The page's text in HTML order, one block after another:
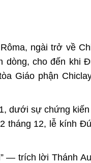
ngài trở về
cho đến khi
Giáo phận
dưới sự chứng
tháng 12, lễ kính
— trích lời Thánh